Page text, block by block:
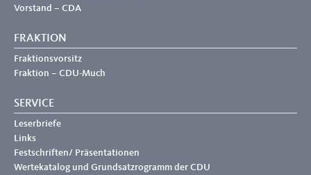
Vorstand – CDA
FRAKTION
Fraktionsvorsitz
Fraktion – CDU-Much
SERVICE
Leserbriefe
Links
Festschriften/ Präsentationen
Wertekatalog und Grundsatzrogramm der CDU